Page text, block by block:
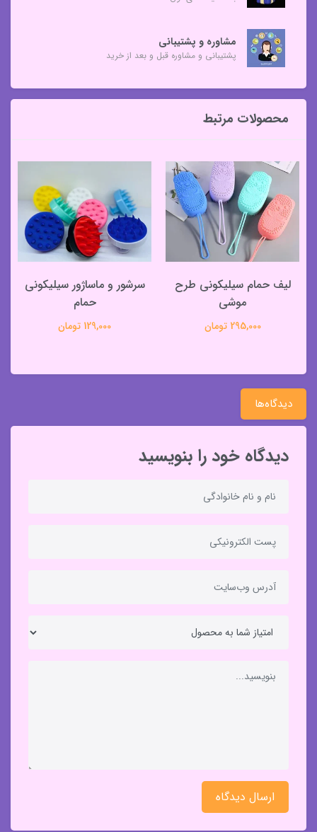
مشاوره و پشتیبانی
پشتیبانی و مشاوره قبل و بعد از خرید
محصولات مرتبط
لیف حمام سیلیکونی طرح
موشی
295,000 تومان
سرشور و ماساژور سیلیکونی
حمام
129,000 تومان
دیدگاه‌ها
دیدگاه خود را بنویسید
ارسال دیدگاه